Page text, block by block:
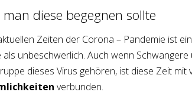
diese begegnen sollte
Zeiten der Corona – Pandemie ist
als unbeschwerlich. Auch wenn
dieses Virus gehören, ist diese Zeit mit
verbunden.